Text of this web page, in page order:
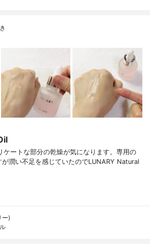
ケートな部分の乾燥が気になります。専用の
が潤い不足を感じていたのでLUNARY Natural
ー)